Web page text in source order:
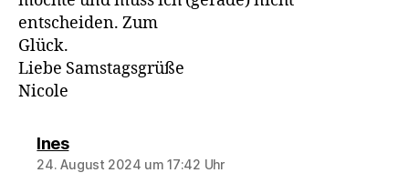
entscheiden. Zum
Glück.
Liebe Samstagsgrüße
Nicole
Inessagt:
24. August 2024 um 17:42 Uhr